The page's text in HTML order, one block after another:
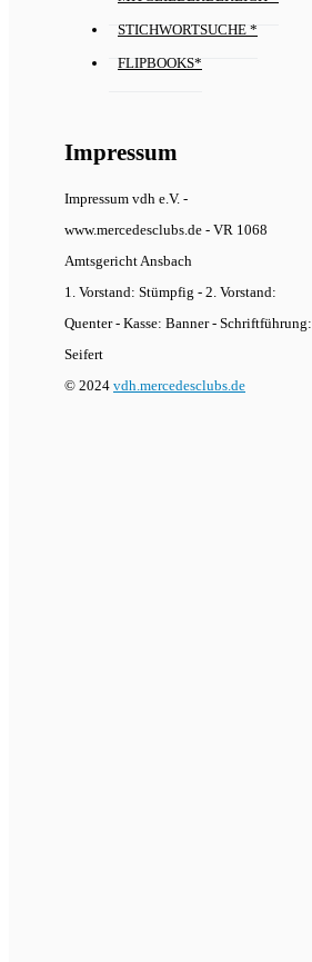
STICHWORTSUCHE *
FLIPBOOKS*
Impressum
Impressum vdh e.V. -
www.mercedesclubs.de - VR 1068
Amtsgericht Ansbach
1. Vorstand: Stümpfig - 2. Vorstand:
Quenter - Kasse: Banner - Schriftführung:
Seifert
© 2024 vdh.mercedesclubs.de